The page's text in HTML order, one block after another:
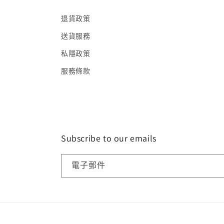
退貨政策
送貨服務
私隱政策
服務條款
Subscribe to our emails
電子郵件